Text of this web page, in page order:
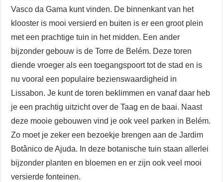
Vasco da Gama kunt vinden. De binnenkant van het
klooster is mooi versierd en buiten is er een groot plein
met een prachtige tuin in het midden. Een ander
bijzonder gebouw is de Torre de Belém. Deze toren
diende vroeger als een toegangspoort tot de stad en is
nu vooral een populaire bezienswaardigheid in
Lissabon. Je kunt de toren beklimmen en vanaf daar heb
je een prachtig uitzicht over de Taag en de baai. Naast
deze mooie gebouwen vind je ook veel parken in Belém.
Zo moet je zeker een bezoekje brengen aan de Jardim
Botânico de Ajuda. In deze botanische tuin staan allerlei
bijzonder planten en bloemen en er zijn ook veel mooi
versierde fonteinen.